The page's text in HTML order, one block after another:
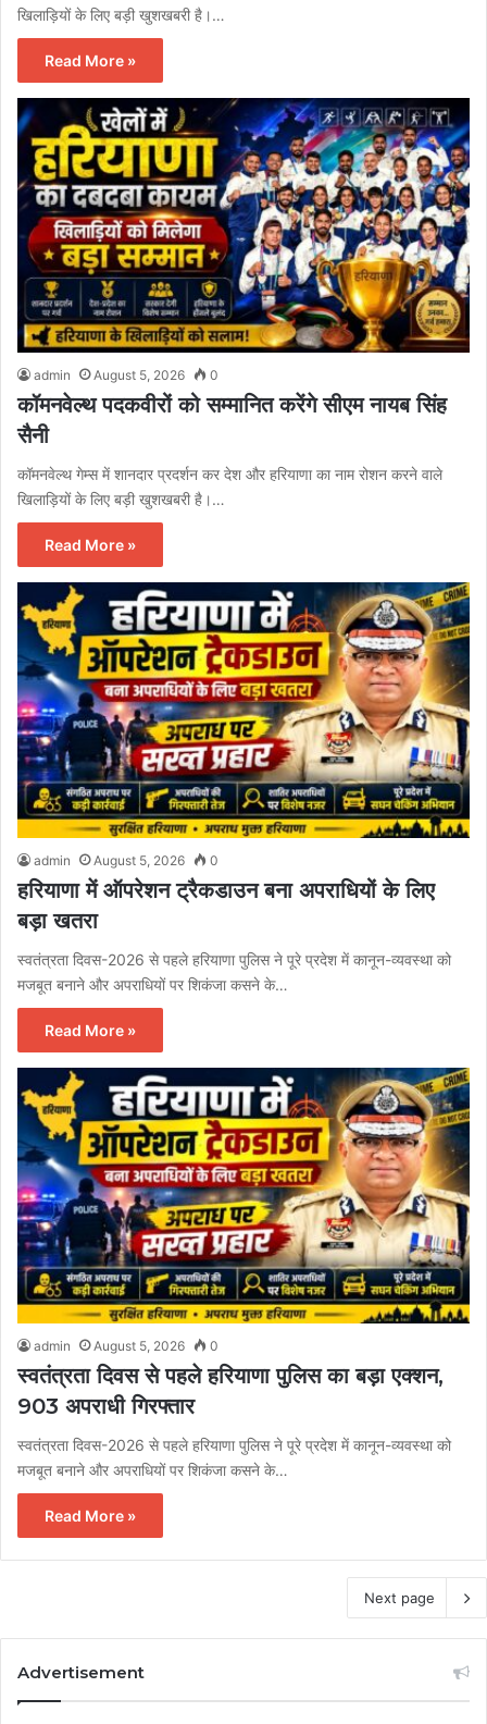
खिलाड़ियों के लिए बड़ी खुशखबरी है।…
Read More »
admin August 5, 2026 0
कॉमनवेल्थ पदकवीरों को सम्मानित करेंगे सीएम नायब सिंह
सैनी
कॉमनवेल्थ गेम्स में शानदार प्रदर्शन कर देश और हरियाणा का नाम रोशन करने वाले
खिलाड़ियों के लिए बड़ी खुशखबरी है।…
Read More »
admin August 5, 2026 0
हरियाणा में ऑपरेशन ट्रैकडाउन बना अपराधियों के लिए
बड़ा खतरा
स्वतंत्रता दिवस-2026 से पहले हरियाणा पुलिस ने पूरे प्रदेश में कानून-व्यवस्था को
मजबूत बनाने और अपराधियों पर शिकंजा कसने के…
Read More »
admin August 5, 2026 0
स्वतंत्रता दिवस से पहले हरियाणा पुलिस का बड़ा एक्शन,
903 अपराधी गिरफ्तार
स्वतंत्रता दिवस-2026 से पहले हरियाणा पुलिस ने पूरे प्रदेश में कानून-व्यवस्था को
मजबूत बनाने और अपराधियों पर शिकंजा कसने के…
Read More »
Next page
Advertisement